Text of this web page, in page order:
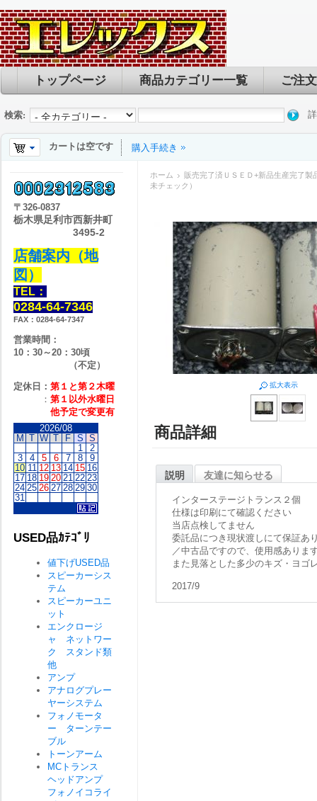
トップページ 商品カテゴリー一覧 ご注
検索:
カートは空です 購入手続き
ホーム
販売完了済ＵＳＥＤ+新品生産完了製
未チェック）
拡大表示
商品詳細
説明 友達に知らせる
インターステージトランス２個
仕様は印刷にて確認ください
当店点検してません
委託品につき現状渡しにて保証あ
／中古品ですので、使用感ありま
また見落とした多少のキズ・ヨゴ
2017/9
〒 326-0837
栃木県足利市西新井町
3495-2
店舗案内（地
図）
TEL：
0284-64-7346
FAX：0284-64-7347
営業時間：
10：30～20：30頃
（不定）
定休日： 第１と第２木曜
： 第１以外水曜日
他予定で変更有
2026/08
M T W T F S S
1
2
3
4 5 6 7 8
9
10 11 12 13 14 15 16
17 18 19 20 21 22 23
24 25 26 27 28 29 30
31
USED品ｶﾃｺﾞﾘ
値下げUSED品
スピーカーシス
テム
スピーカーユニ
ット
エンクロージ
ャ ネットワー
ク スタンド類
他
アンプ
アナログプレー
ヤーシステム
フォノモータ
ー ターンテー
ブル
トーンアーム
MCトランス
ヘッドアンプ
フォノイコライ